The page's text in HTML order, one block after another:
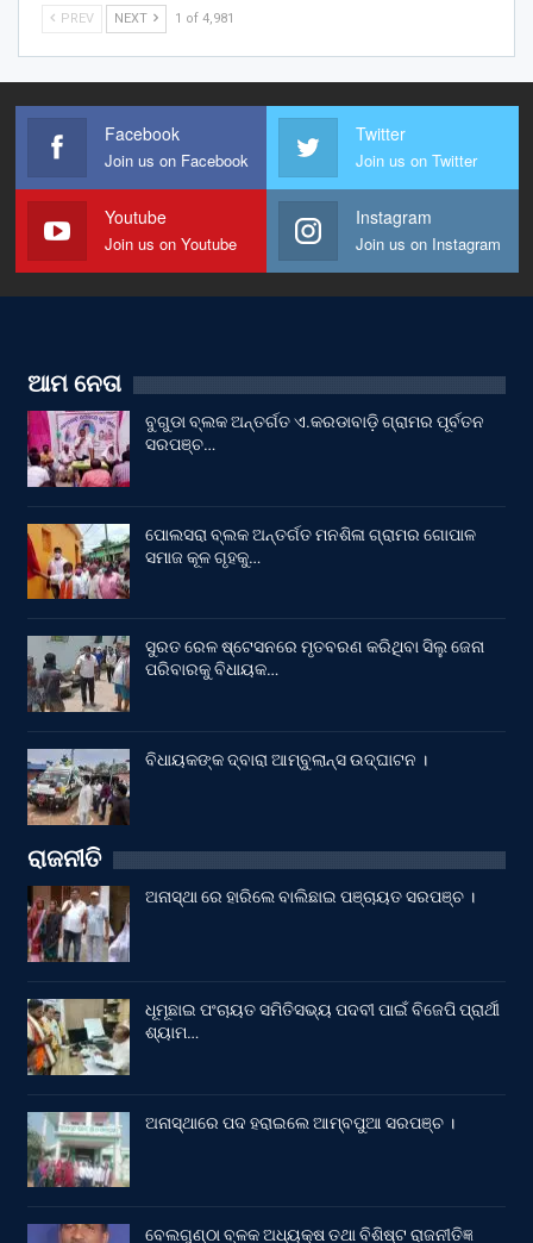
PREV NEXT 1 of 4,981
Facebook
Join us on Facebook
Twitter
Join us on Twitter
Youtube
Join us on Youtube
Instagram
Join us on Instagram
ଆମ ନେତା
ବୁଗୁଡା ବ୍ଲକ ଅନ୍ତର୍ଗତ ଏ.କରଡାବାଡ଼ି ଗ୍ରାମର ପୂର୍ବତନ
ସରପଞ୍ଚ…
ପୋଲସରା ବ୍ଲକ ଅନ୍ତର୍ଗତ ମନଶିଳା ଗ୍ରାମର ଗୋପାଳ
ସମାଜ କୂଳ ଗୃହକୁ…
ସୁରତ ରେଳ ଷ୍ଟେସନରେ ମୃତବରଣ କରିଥିବା ସିଲୁ ଜେନା
ପରିବାରକୁ ବିଧାୟକ…
ବିଧାୟକଙ୍କ ଦ୍ବାରା ଆମ୍ବୁଲାନ୍ସ ଉଦ୍‌ଘାଟନ ।
ରାଜନୀତି
ଅନାସ୍ଥା ରେ ହାରିଲେ ବାଲିଛାଇ ପଞ୍ଚାୟତ ସରପଞ୍ଚ ।
ଧୂମୂଛାଇ ପଂଚାୟତ ସମିତିସଭ୍ୟ ପଦବୀ ପାଇଁ ବିଜେପି ପ୍ରାର୍ଥୀ
ଶ୍ୟାମ…
ଅନାସ୍ଥାରେ ପଦ ହରାଇଲେ ଆମ୍ବପୁଆ ସରପଞ୍ଚ ।
ବେଲଗୁଣ୍ଠା ବ୍ଳକ ଅଧ୍ୟକ୍ଷ ତଥା ବିଶିଷ୍ଟ ରାଜନୀତିଜ୍ଞ